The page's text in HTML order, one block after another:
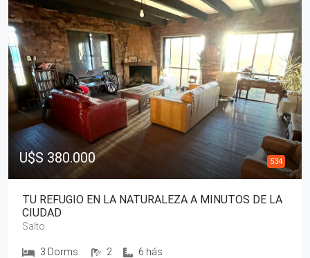
U$S 380.000 534
TU REFUGIO EN LA NATURALEZA A MINUTOS DE LA
CIUDAD
Salto
3 Dorms. 2 6 hás